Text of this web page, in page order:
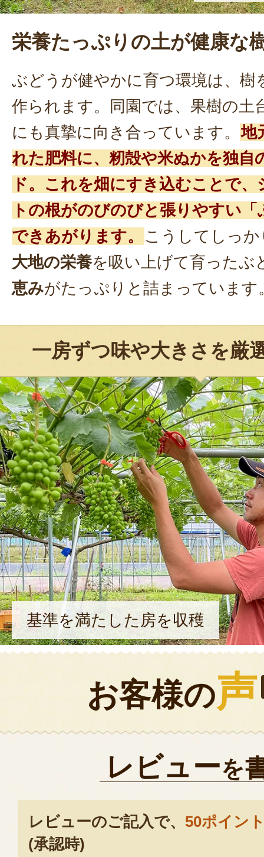
栄養たっぷりの土が健康な
ぶどうが健やかに育つ環境は、樹
作られます。同園では、果樹の土
にも真摯に向き合っています。 地
れた肥料に、籾殻や米ぬかを独自
ド。これを畑にすき込むことで
トの根がのびのびと張りやすい
できあがります。
こうしてしっ
大地の栄養を吸い上げて育ったぶ
恵みがたっぷりと詰まっています
一房ずつ味や大きさを厳
基準を満たした房を収穫
お客様の声
レビューを
レビューのご記入で、 50ポイン
(承認時)